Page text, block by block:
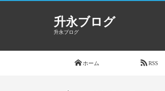
升永ブログ
升永ブログ
ホーム RSS